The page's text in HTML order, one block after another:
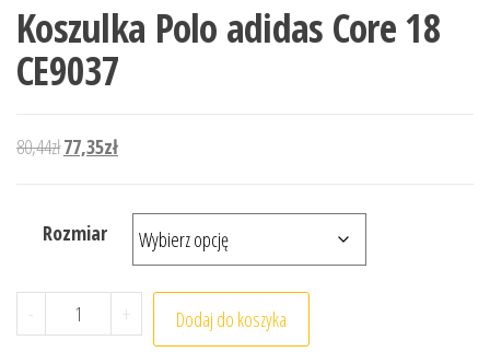
Koszulka Polo adidas Core 18
CE9037
80,44złPierwotna cena wynosiła: 80,44zł.
77,35złAktualna cena wynosi: 77,35zł.
Rozmiar
- ilość Koszulka Polo adidas Core 18 CE9037
+ Dodaj do koszyka